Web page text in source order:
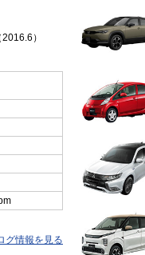
）
グ情報を見る